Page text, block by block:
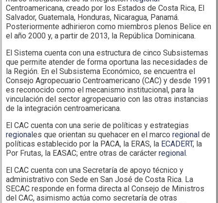
Centroamericana, creado por los Estados de Costa Rica, El
Salvador, Guatemala, Honduras, Nicaragua, Panamá.
Posteriormente adhirieron como miembros plenos Belice en
el año 2000 y, a partir de 2013, la República Dominicana.
El Sistema cuenta con una estructura de cinco Subsistemas
que permite atender de forma oportuna las necesidades de
la Región. En el Subsistema Económico, se encuentra el
Consejo Agropecuario Centroamericano (CAC) y desde 1991
es reconocido como el mecanismo institucional, para la
vinculación del sector agropecuario con las otras instancias
de la integración centroamericana.
El CAC cuenta con una serie de políticas y estrategias
regionales que orientan su quehacer en el marcoregional de
políticas establecido por la PACA, la ERAS, la ECADERT, la
Por Frutas, la EASAC; entre otras de carácterregional.
El CAC cuenta con una Secretaría de apoyo técnico y
administrativo con Sede en San José de Costa Rica. La
SECAC responde en forma directa al Consejo de Ministros
del CAC, asimismo actúa como secretaría de otras